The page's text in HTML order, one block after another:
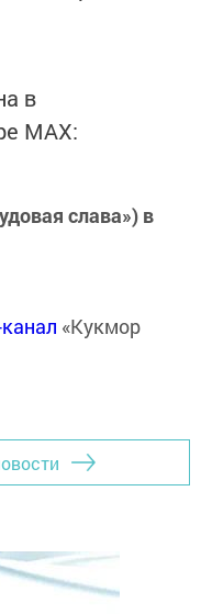
в
MАХ:
слава») в
«Кукмор